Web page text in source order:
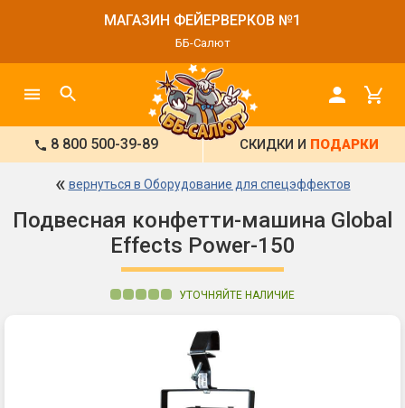
МАГАЗИН ФЕЙЕРВЕРКОВ №1
ББ-Салют
8 800 500-39-89 СКИДКИ И ПОДАРКИ
« вернуться в Оборудование для спецэффектов
Подвесная конфетти-машина Global
Effects Power-150
УТОЧНЯЙТЕ НАЛИЧИЕ